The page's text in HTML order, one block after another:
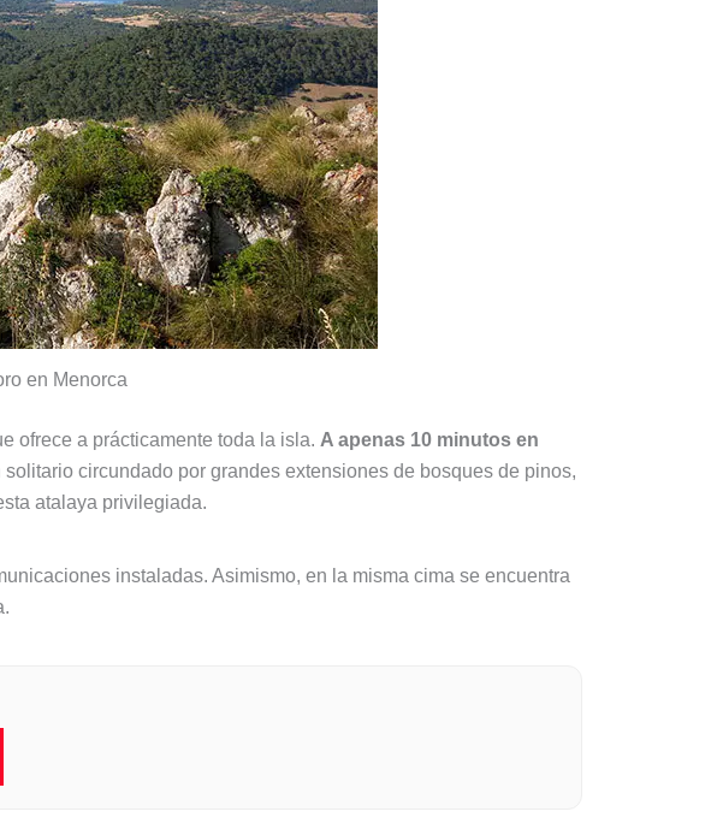
en Menorca
ofrece a prácticamente toda la isla. A apenas 10 minutos en
circundado por grandes extensiones de bosques de pinos,
atalaya privilegiada.
instaladas. Asimismo, en la misma cima se encuentra